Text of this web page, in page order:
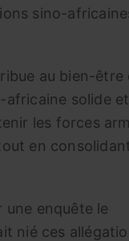
sino-
au bien-être
africaine solide et
les forces
en
enquête le
nié ces